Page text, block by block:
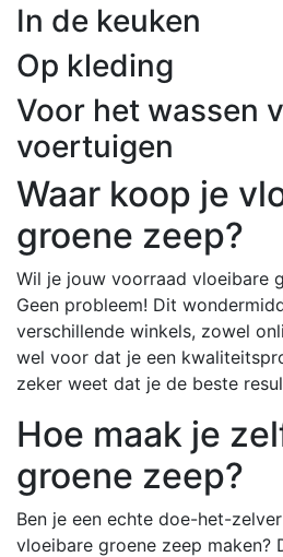
In de keuken
Op kleding
Voor het wassen
voertuigen
Waar koop je
groene zeep?
Wil je jouw voorraad vloeibare
Geen probleem! Dit
verschillende winkels, zowel
wel voor dat je een
zeker weet dat je de beste
Hoe maak je
groene zeep?
Ben je een echte doe-het-
vloeibare groene zeep maken?